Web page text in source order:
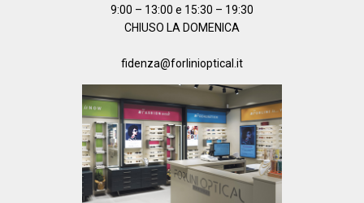
9:00 – 13:00 e 15:30 – 19:30
CHIUSO LA DOMENICA
fidenza@forlinioptical.it